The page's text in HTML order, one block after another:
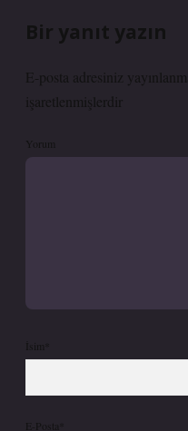
Bir yanıt yazın
E-posta adresiniz
işaretlenmişlerdir
Yorum
İsim*
E-Posta*